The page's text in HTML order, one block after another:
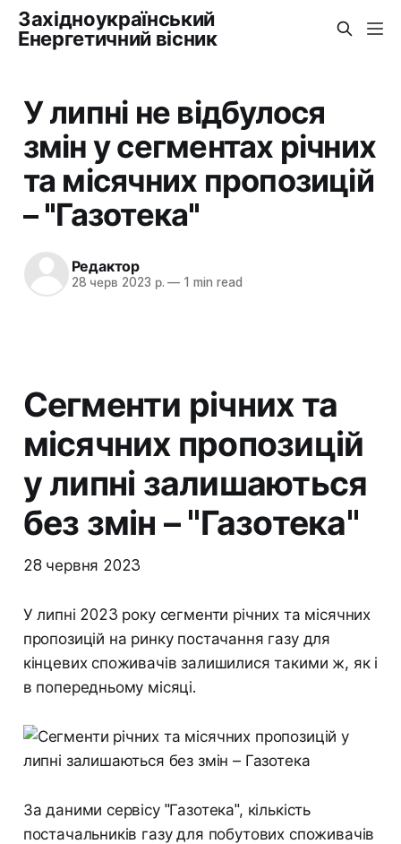
Західноукраїнський
Енергетичний вісник
У липні не відбулося
змін у сегментах річних
та місячних пропозицій
– "Газотека"
Редактор
28 черв 2023 р. — 1 min read
Сегменти річних та
місячних пропозицій
у липні залишаються
без змін – "Газотека"
28 червня 2023
У липні 2023 року сегменти річних та місячних
пропозицій на ринку постачання газу для
кінцевих споживачів залишилися такими ж, як і
в попередньому місяці.
За даними сервісу "Газотека", кількість
постачальників газу для побутових споживачів